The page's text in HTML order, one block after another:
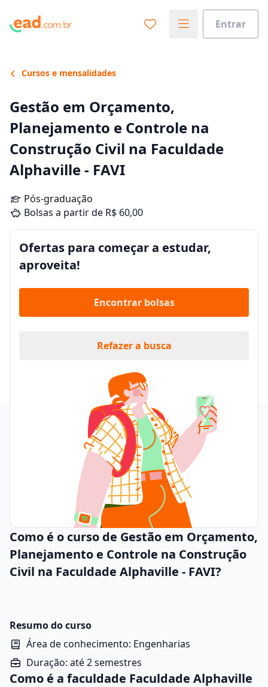
Entrar
Cursos e mensalidades
Gestão em Orçamento,
Planejamento e Controle na
Construção Civil na Faculdade
Alphaville - FAVI
Pós-graduação
Bolsas a partir de R$ 60,00
Ofertas para começar a estudar,
aproveita!
Encontrar bolsas
Refazer a busca
Como é o curso de Gestão em Orçamento,
Planejamento e Controle na Construção
Civil na Faculdade Alphaville - FAVI?
Resumo do curso
Área de conhecimento: Engenharias
Duração: até 2 semestres
Como é a faculdade Faculdade Alphaville